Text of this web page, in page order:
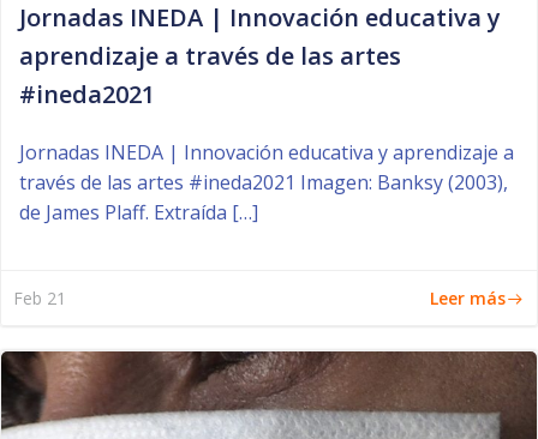
Jornadas INEDA | Innovación educativa y
aprendizaje a través de las artes
#ineda2021
Jornadas INEDA | Innovación educativa y aprendizaje a
través de las artes #ineda2021 Imagen: Banksy (2003),
de James Plaff. Extraída […]
Feb 21 Leer más